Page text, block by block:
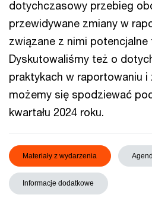
dotychczasowy przebieg
przewidywane zmiany w
związane z nimi potencjalne
Dyskutowaliśmy też o
praktykach w raportowaniu i
możemy się spodziewać
kwartału 2024 roku.
Materiały z wydarzenia
Informacje dodatkowe